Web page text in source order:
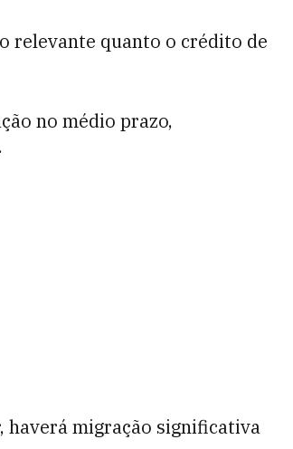
relevante quanto o crédito de
no médio prazo,
haverá migração significativa